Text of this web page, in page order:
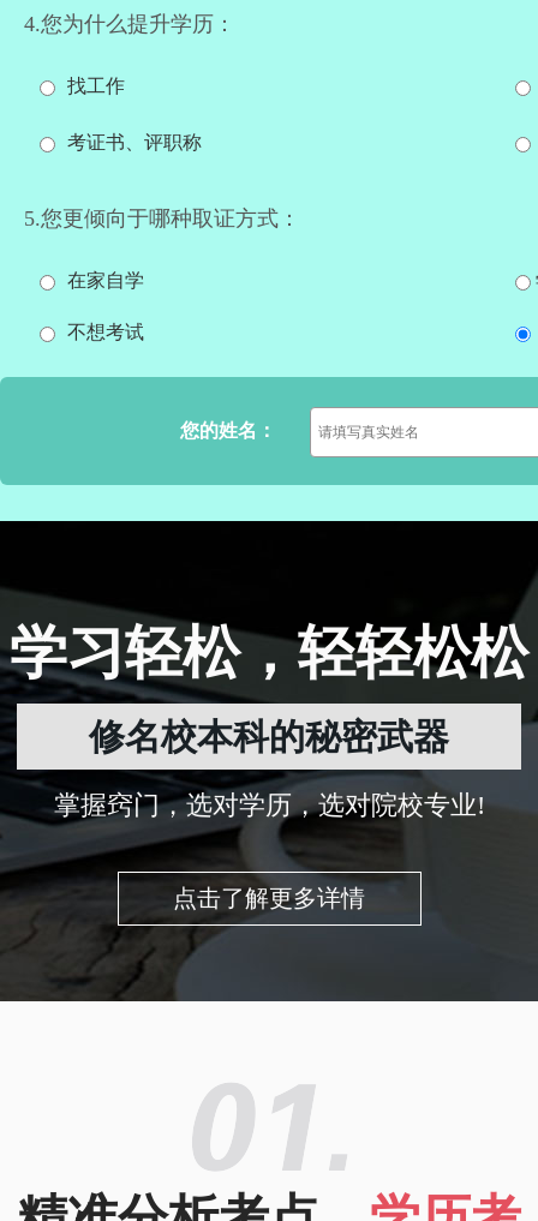
4.您为什么提升学历：
找工作
考证书、评职称
5.您更倾向于哪种取证方式：
在家自学
不想考试
您的姓名：
学习轻松，轻轻松松
修名校本科的秘密武器
掌握窍门，选对学历，选对院校专业!
点击了解更多详情